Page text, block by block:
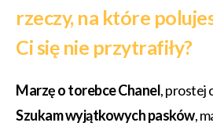
rzeczy, na które
Ci się nie przytrafiły?
Marzę o torebce Chanel, prostej
Szukam wyjątkowych pasków,